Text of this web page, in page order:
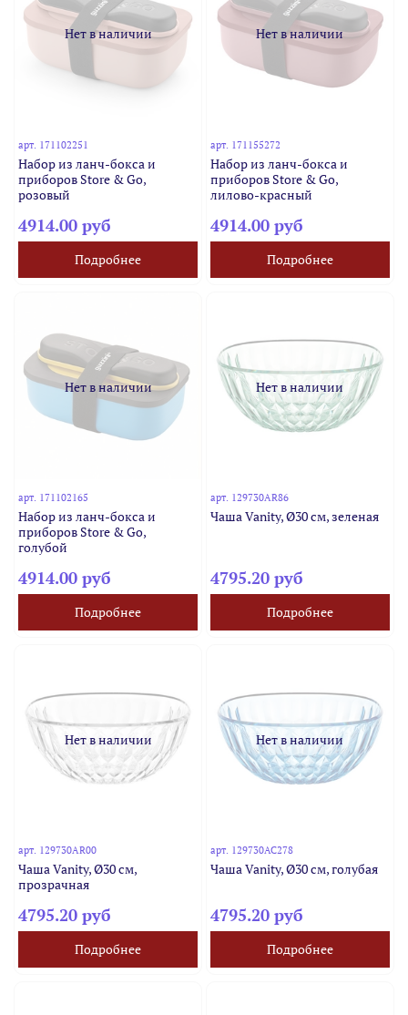
Нет в наличии
арт. 171102251
Набор из ланч-бокса и
приборов Store & Go,
розовый
4914.00 руб
Подробнее
Нет в наличии
арт. 171155272
Набор из ланч-бокса и
приборов Store & Go,
лилово-красный
4914.00 руб
Подробнее
Нет в наличии
арт. 171102165
Набор из ланч-бокса и
приборов Store & Go,
голубой
4914.00 руб
Подробнее
Нет в наличии
арт. 129730AR86
Чаша Vanity, Ø30 см, зеленая
4795.20 руб
Подробнее
Нет в наличии
арт. 129730AR00
Чаша Vanity, Ø30 см,
прозрачная
4795.20 руб
Подробнее
Нет в наличии
арт. 129730AC278
Чаша Vanity, Ø30 см, голубая
4795.20 руб
Подробнее